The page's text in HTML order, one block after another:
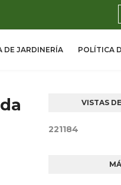
DE JARDINERÍA POLÍTICA
VISTAS
221184